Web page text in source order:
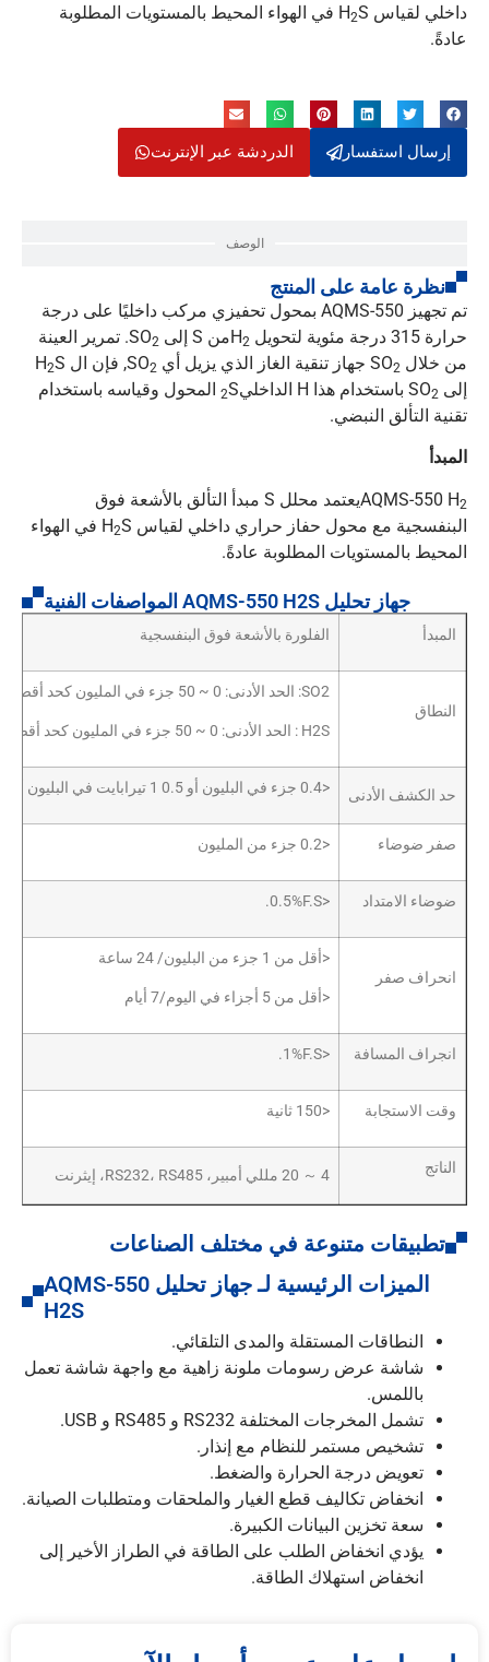
داخلي لقياس H
2
S في الهواء المحيط بالمستويات المطلوبة
عادةً.
إرسال استفسار الدردشة عبر الإنترنت
الوصف
نظرة عامة على المنتج
تم تجهيز AQMS-550 بمحول تحفيزي مركب داخليًا على درجة
حرارة 315 درجة مئوية لتحويل H
2 من S إلى SO 2
. تمرير العينة
من خلال SO 2 جهاز تنقية الغاز الذي يزيل أي SO 2 , فإن ال H 2S
إلى SO 2 باستخدام هذا H الداخلي 2 S المحول وقياسه باستخدام
تقنية التألق النبضي.
المبدأ
AQMS-550 H2
يعتمد محلل S مبدأ التألق بالأشعة فوق
البنفسجية مع محول حفاز حراري داخلي لقياس H
2
S في الهواء
المحيط بالمستويات المطلوبة عادةً.
جهاز تحليل AQMS-550 H2S المواصفات الفنية
المبدأ الفلورة بالأشعة فوق البنفسجية
النطاق
SO2: الحد الأدنى: 0 ~ 50 جزء في المليون كحد أقصى: 0 ~ 20 جزء في المليون
H2S : الحد الأدنى: 0 ~ 50 جزء في المليون كحد أقصى: 0 ~ 10 جزء في المليون
حد الكشف الأدنى <0.4 جزء في البليون أو 0.5 1 تيرابايت في البليون أو 0.5 1 تيرابايت في البليون من القراءة
صفر ضوضاء <0.2 جزء من المليون
ضوضاء الامتداد <0.5%F.S.
انحراف صفر
<أقل من 1 جزء من البليون/ 24 ساعة
<أقل من 5 أجزاء في اليوم/7 أيام
انجراف المسافة <1%F.S.
وقت الاستجابة <150 ثانية
الناتج 4 ～ 20 مللي أمبير، RS232، RS485، إيثرنت
تطبيقات متنوعة في مختلف الصناعات
الميزات الرئيسية لـ جهاز تحليل AQMS-550
H2S
النطاقات المستقلة والمدى التلقائي.
شاشة عرض رسومات ملونة زاهية مع واجهة شاشة تعمل
باللمس.
تشمل المخرجات المختلفة RS232 و RS485 و USB.
تشخيص مستمر للنظام مع إنذار.
تعويض درجة الحرارة والضغط.
انخفاض تكاليف قطع الغيار والملحقات ومتطلبات الصيانة.
سعة تخزين البيانات الكبيرة.
يؤدي انخفاض الطلب على الطاقة في الطراز الأخير إلى
انخفاض استهلاك الطاقة.